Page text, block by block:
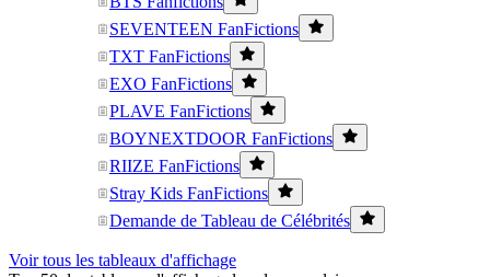
SEVENTEEN FanFictions
TXT FanFictions
EXO FanFictions
PLAVE FanFictions
BOYNEXTDOOR FanFictions
RIIZE FanFictions
Stray Kids FanFictions
Demande de Tableau de Célébrités
Voir tous les tableaux d'affichage